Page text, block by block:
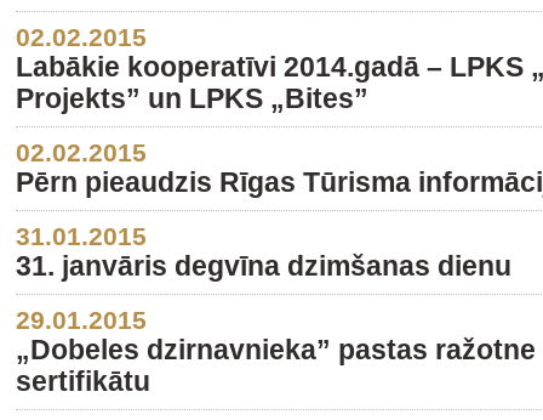
02.02.2015
Labākie kooperatīvi 2014.gadā – LPKS
Projekts” un LPKS „Bites”
02.02.2015
Pērn pieaudzis Rīgas Tūrisma
31.01.2015
31. janvāris degvīna dzimšanas dienu
29.01.2015
„Dobeles dzirnavnieka” pastas
sertifikātu